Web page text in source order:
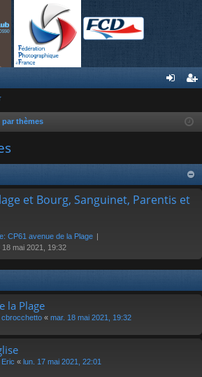
on
nr
ist
re
thèmes
et Bourg, Sanguinet, Parentis et
CP61 avenue de la Plage
18 mai 2021, 19:32
la Plage
cbrocchetto « mar. 18 mai 2021, 19:32
Eric « lun. 17 mai 2021, 22:01